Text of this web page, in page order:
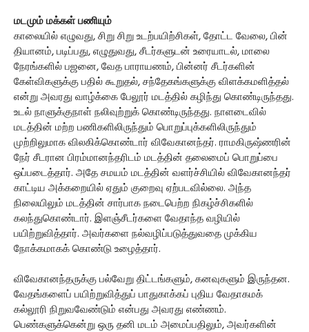
மடமும் மக்கள் பணியும்
காலையில் எழுவது, சிறு சிறு உடற்பயிற்சிகள், தோட்ட வேலை, பின்
தியானம், படிப்பது, எழுதுவது, சீடர்களுடன் உரையாடல், மாலை
நேரங்களில் பஜனை, வேத பாராயணம், பின்னர் சீடர்களின்
கேள்விகளுக்கு பதில் கூறுதல், சந்தேகங்களுக்கு விளக்கமளித்தல்
என்று அவரது வாழ்க்கை பேலூர் மடத்தில் கழிந்து கொண்டிருந்தது.
உடல் நாளுக்குநாள் நலிவுற்றுக் கொண்டிருந்தது. நாளடைவில்
மடத்தின் மற்ற பணிகளிலிருந்தும் பொறுப்புக்களிலிருந்தும்
முற்றிலுமாக விலகிக்கொண்டார் விவேகானந்தர். ராமகிருஷ்ணரின்
நேர் சீடரான பிரம்மானந்தரிடம் மடத்தின் தலைமைப் பொறுப்பை
ஒப்படைத்தார். அதே சமயம் மடத்தின் வளர்ச்சியில் விவேகானந்தர்
காட்டிய அக்கறையில் ஏதும் குறைவு ஏற்படவில்லை. அந்த
நிலையிலும் மடத்தின் சார்பாக நடைபெற்ற நிகழ்ச்சிகளில்
கலந்துகொண்டார். இளஞ்சீடர்களை வேதாந்த வழியில்
பயிற்றுவித்தார். அவர்களை நல்வழிப்படுத்துவதை முக்கிய
நோக்கமாகக் கொண்டு உழைத்தார்.
விவேகானந்தருக்கு பல்வேறு திட்டங்களும், கனவுகளும் இருந்தன.
வேதங்களைப் பயிற்றுவித்துப் பாதுகாக்கப் புதிய வேதாகமக்
கல்லூரி நிறுவவேண்டும் என்பது அவரது எண்ணம்.
பெண்களுக்கென்று ஒரு தனி மடம் அமைப்பதிலும், அவர்களின்